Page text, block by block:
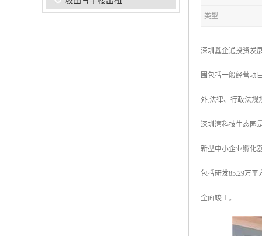
类型
深圳鑫企通投资发
围包括一般经营项
外;法律、行政法规
深圳湾科技生态园
新型中小企业孵化
包括研发85.29万平
全面竣工。